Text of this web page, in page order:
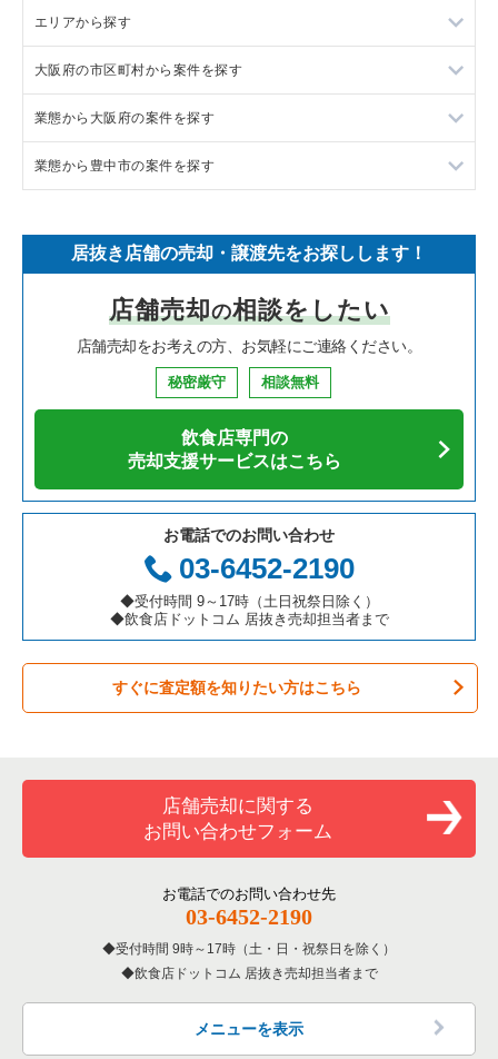
ラーメンの居抜き売却物件の案件一覧
フランス料理の居抜き売却物件の案件一覧
イタリア料理の居抜き売却物件の案件一覧
中華の居抜き売却物件の案件一覧
寿司の居抜き売却物件の案件一覧
焼肉の居抜き売却物件の案件一覧
鉄板焼き・お好み焼の居抜き売却物件の案件一覧
カフェの居抜き売却物件の案件一覧
テイクアウトの居抜き売却物件の案件一覧
お弁当・惣菜・デリの居抜き売却物件の案件一覧
カラオケ・パブ・スナックの居抜き売却物件の案件一覧
バーの居抜き売却物件の案件一覧
居酒屋・ダイニングバーの居抜き売却物件の案件一覧
洋食の居抜き売却物件の案件一覧
その他の居抜き売却物件の案件一覧
エリアから探す
東京23区の飲食店の居抜き売却物件の案件一覧
東京都下の飲食店の居抜き売却物件の案件一覧
千葉県の飲食店の居抜き売却物件の案件一覧
神奈川県の飲食店の居抜き売却物件の案件一覧
大阪府の飲食店の居抜き売却物件の案件一覧
兵庫県の飲食店の居抜き売却物件の案件一覧
愛知県の飲食店の居抜き売却物件の案件一覧
岐阜県の飲食店の居抜き売却物件の案件一覧
三重県の飲食店の居抜き売却物件の案件一覧
大阪府の市区町村から案件を探す
大阪市北区の飲食店の居抜き売却物件の案件一覧
大阪市中央区の飲食店の居抜き売却物件の案件一覧
堺市北区の飲食店の居抜き売却物件の案件一覧
堺市中区の飲食店の居抜き売却物件の案件一覧
大阪市西区の飲食店の居抜き売却物件の案件一覧
大阪市福島区の飲食店の居抜き売却物件の案件一覧
豊中市の飲食店の居抜き売却物件の案件一覧
大阪市都島区の飲食店の居抜き売却物件の案件一覧
大阪市阿倍野区の飲食店の居抜き売却物件の案件一覧
東大阪市の飲食店の居抜き売却物件の案件一覧
吹田市の飲食店の居抜き売却物件の案件一覧
大阪市東住吉区の飲食店の居抜き売却物件の案件一覧
門真市の飲食店の居抜き売却物件の案件一覧
大阪市天王寺区の飲食店の居抜き売却物件の案件一覧
高石市の飲食店の居抜き売却物件の案件一覧
業態から大阪府の案件を探す
大阪府のラーメンの居抜き売却物件の案件一覧
大阪府のイタリア料理の居抜き売却物件の案件一覧
大阪府の中華の居抜き売却物件の案件一覧
大阪府のそば・うどんの居抜き売却物件の案件一覧
大阪府の焼肉の居抜き売却物件の案件一覧
大阪府の鉄板焼き・お好み焼の居抜き売却物件の案件一覧
大阪府のアジア料理の居抜き売却物件の案件一覧
大阪府のカフェの居抜き売却物件の案件一覧
大阪府のテイクアウトの居抜き売却物件の案件一覧
大阪府のお弁当・惣菜・デリの居抜き売却物件の案件一覧
大阪府のバーの居抜き売却物件の案件一覧
大阪府の居酒屋・ダイニングバーの居抜き売却物件の案件一覧
大阪府の和食の居抜き売却物件の案件一覧
大阪府の洋食の居抜き売却物件の案件一覧
大阪府のその他の居抜き売却物件の案件一覧
業態から豊中市の案件を探す
豊中市のイタリア料理の居抜き売却物件の案件一覧
豊中市のそば・うどんの居抜き売却物件の案件一覧
豊中市の焼肉の居抜き売却物件の案件一覧
豊中市のカフェの居抜き売却物件の案件一覧
豊中市のテイクアウトの居抜き売却物件の案件一覧
豊中市の居酒屋・ダイニングバーの居抜き売却物件の案件一覧
豊中市の和食の居抜き売却物件の案件一覧
豊中市の洋食の居抜き売却物件の案件一覧
豊中市のその他の居抜き売却物件の案件一覧
居抜き店舗の売却・譲渡先をお探しします！
店舗売却の相談をしたい
店舗売却をお考えの方、お気軽にご連絡ください。
秘密厳守 相談無料
飲食店専門の
売却支援サービスはこちら
お電話でのお問い合わせ
03-6452-2190
◆受付時間 9～17時（土日祝祭日除く）
◆飲食店ドットコム 居抜き売却担当者まで
すぐに査定額を知りたい方はこちら
店舗売却に関する
お問い合わせフォーム
お電話でのお問い合わせ先
03-6452-2190
受付時間 9時～17時（土・日・祝祭日を除く）
飲食店ドットコム 居抜き売却担当者まで
メニューを表示